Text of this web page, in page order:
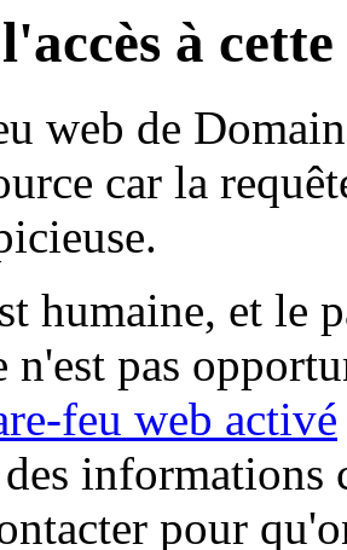
à
web de
car la
humaine, et le
n'est pas
feu web activé
informations
pour